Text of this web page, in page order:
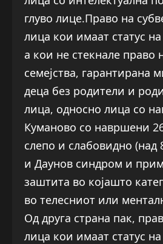
глуво лице.Право на
лица кои имаат статус
а кои не стекнале право
семејства,
деца без родители и
лица, односно лица со
Куманово со навршени
слепо и слабовидно (над
и Даунов синдром и
заштита во којашто
во телесниот или
Од друга страна пак,
лица кои имаат статус